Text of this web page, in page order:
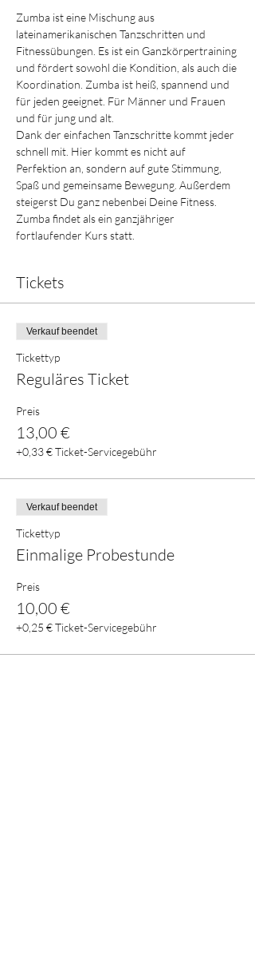
Zumba ist eine Mischung aus
lateinamerikanischen Tanzschritten und
Fitnessübungen. Es ist ein Ganzkörpertraining
und fördert sowohl die Kondition, als auch die
Koordination. Zumba ist heiß, spannend und
für jeden geeignet. Für Männer und Frauen
und für jung und alt.
Dank der einfachen Tanzschritte kommt jeder
schnell mit. Hier kommt es nicht auf
Perfektion an, sondern auf gute Stimmung,
Spaß und gemeinsame Bewegung. Außerdem
steigerst Du ganz nebenbei Deine Fitness.
Zumba findet als ein ganzjähriger
fortlaufender Kurs statt.
Tickets
Verkauf beendet
Tickettyp
Reguläres Ticket
Preis
13,00 €
+0,33 € Ticket-Servicegebühr
Verkauf beendet
Tickettyp
Einmalige Probestunde
Preis
10,00 €
+0,25 € Ticket-Servicegebühr